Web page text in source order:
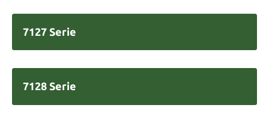
7127 Serie
7128 Serie